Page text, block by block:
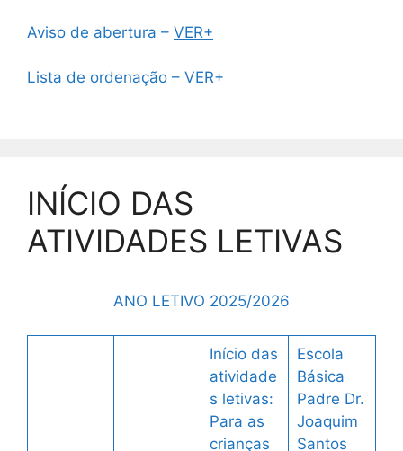
Aviso de abertura – VER+
Lista de ordenação – VER+
INÍCIO DAS
ATIVIDADES LETIVAS
ANO LETIVO 2025/2026
Início das
atividade
s letivas:
Para as
crianças
Escola
Básica
Padre Dr.
Joaquim
Santos